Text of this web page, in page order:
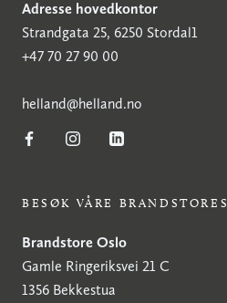
Adresse hovedkontor
Strandgata 25, 6250 Stordal1
+47 70 27 90 00
helland@helland.no
BESØK VÅRE BRANDSTORES
Brandstore Oslo
Gamle Ringeriksvei 21 C
1356 Bekkestua